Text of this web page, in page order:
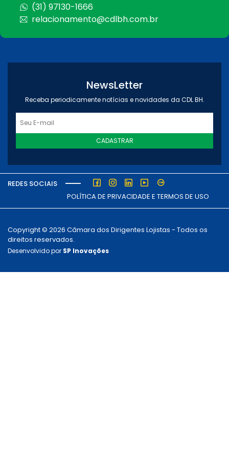
(31) 97130-1666
relacionamento@cdlbh.com.br
NewsLetter
Receba periodicamente notícias e novidades da CDL BH.
CADASTRAR
REDES SOCIAIS
POLÍTICA DE PRIVACIDADE E TERMOS DE USO
Copyright © 2026 Câmara dos Dirigentes Lojistas - Todos os
direitos reservados.
Desenvolvido por SP Inovações